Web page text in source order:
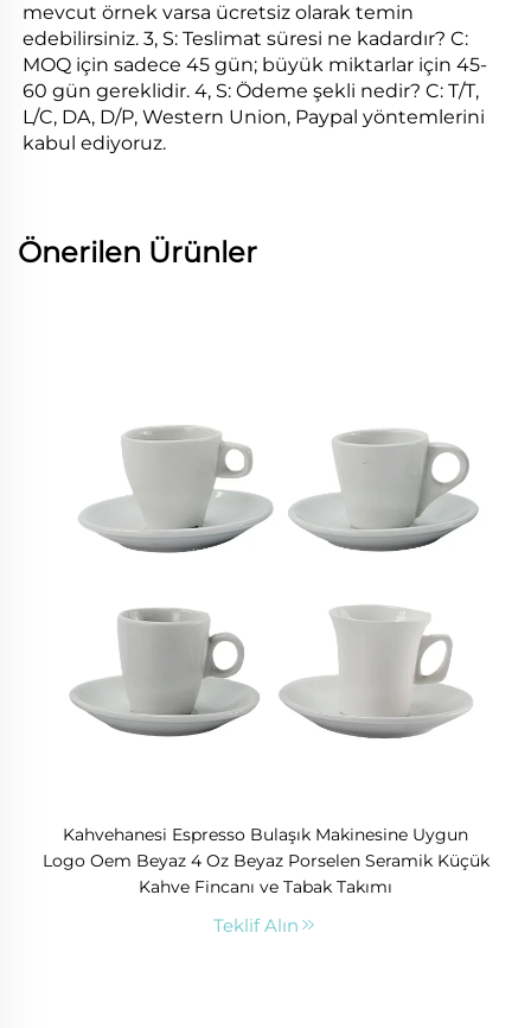
mevcut örnek varsa ücretsiz olarak temin
edebilirsiniz. 3, S: Teslimat süresi ne kadardır? C:
MOQ için sadece 45 gün; büyük miktarlar için 45-
60 gün gereklidir. 4, S: Ödeme şekli nedir? C: T/T,
L/C, DA, D/P, Western Union, Paypal yöntemlerini
kabul ediyoruz.
Önerilen Ürünler
Kahvehanesi Espresso Bulaşık Makinesine Uygun
Logo Oem Beyaz 4 Oz Beyaz Porselen Seramik Küçük
Kahve Fincanı ve Tabak Takımı
Teklif Alın